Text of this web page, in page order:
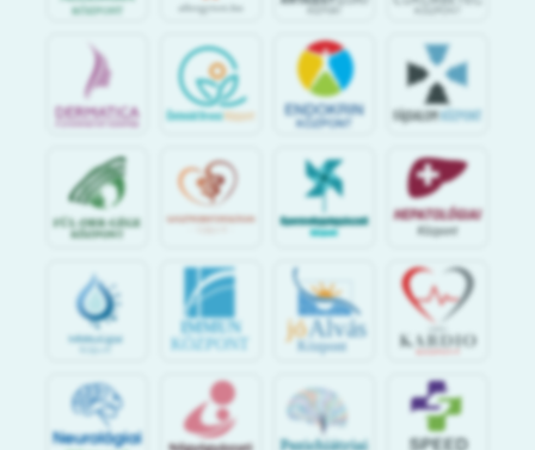
IMMUN
KÖZPONT
jóAlvás
Központ